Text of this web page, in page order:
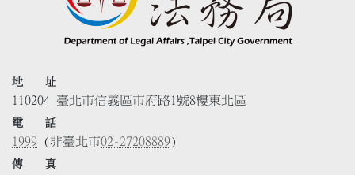
地 址
110204 臺北市信義區市府路1號8樓東北區
電 話
1999 (非臺北市02-27208889)
傳 真